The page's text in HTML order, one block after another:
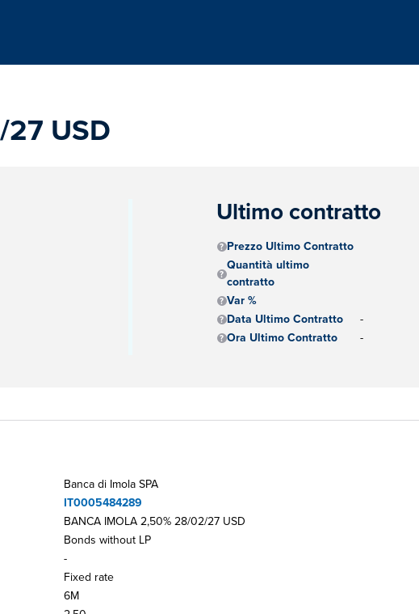
USD
Ultimo contratto
Prezzo Ultimo Contratto
Quantità ultimo
contratto
Var %
Data Ultimo Contratto
-
Ora Ultimo Contratto
-
Banca di Imola SPA
IT0005484289
BANCA IMOLA 2,50% 28/02/27 USD
Bonds without LP
-
Fixed rate
6M